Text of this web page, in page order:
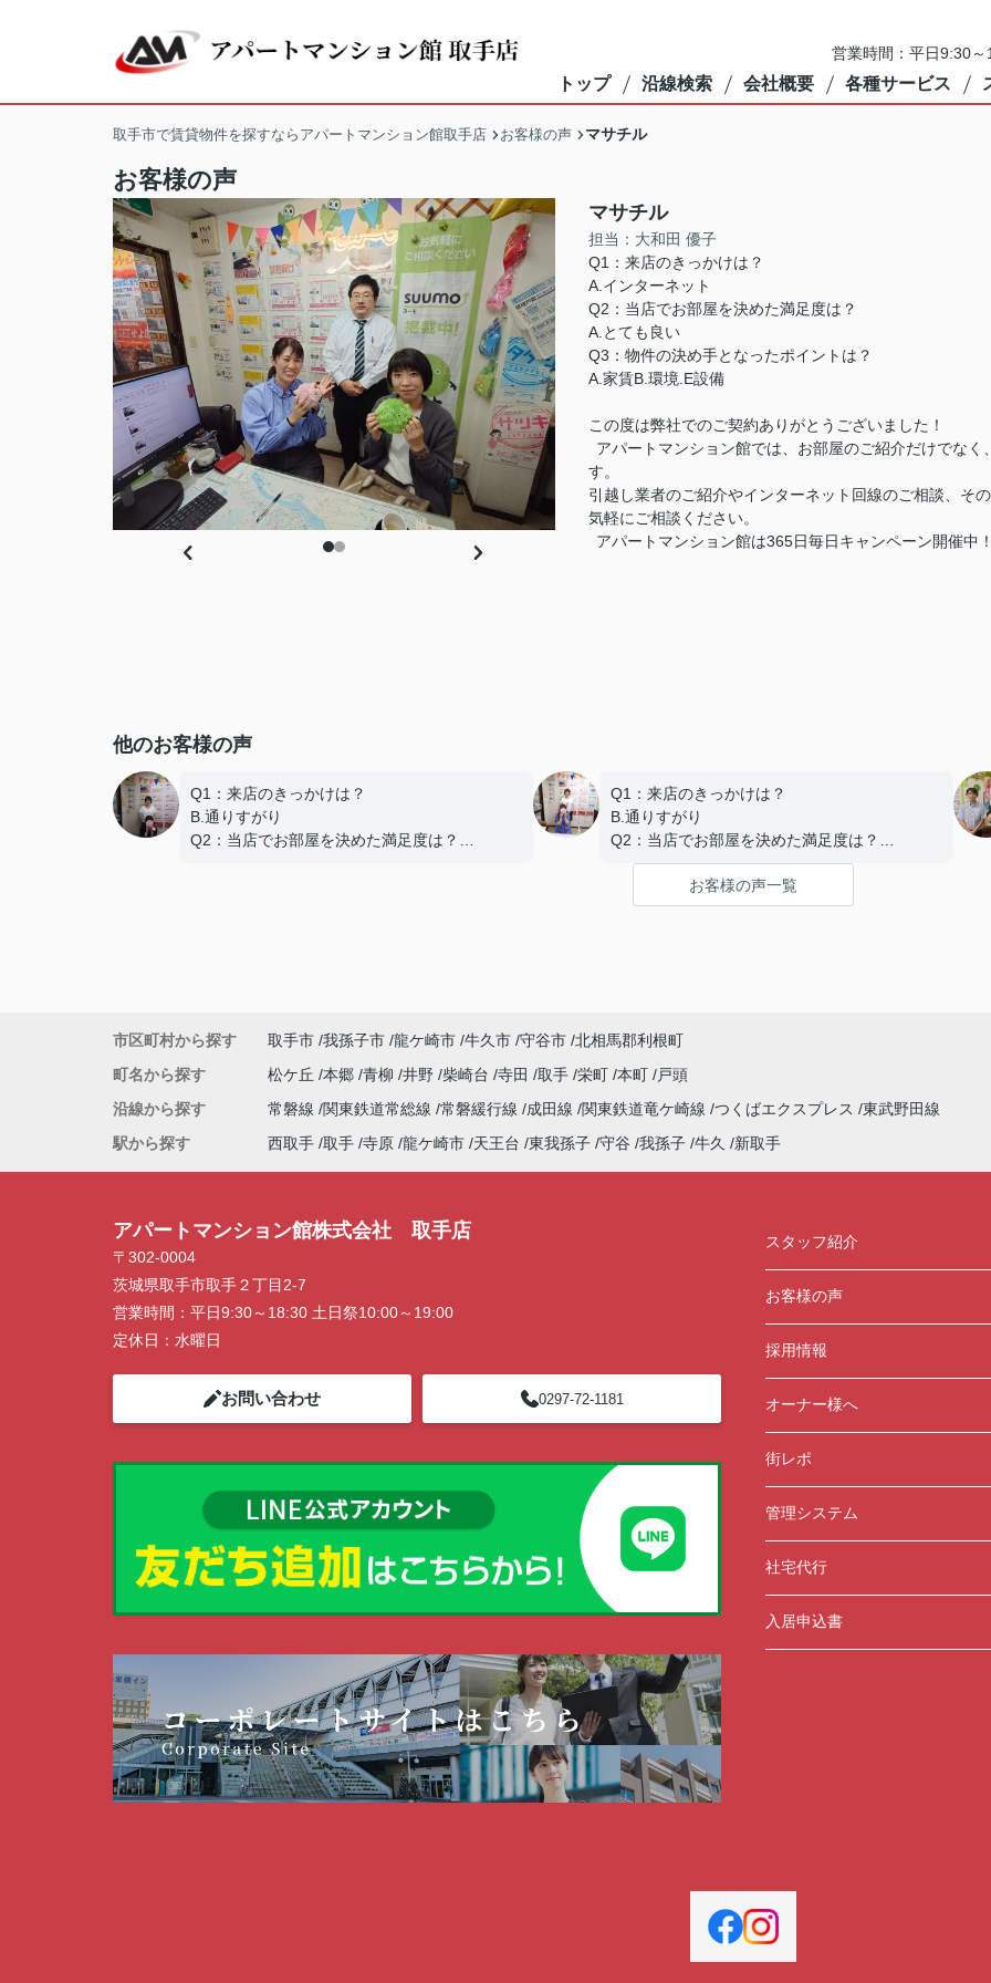
営業時間：平日9:30
トップ 沿線検索 会社概要 各種サービス
取手市で賃貸物件を探すならアパートマンション館取手店 お客様の声 マサチル
お客様の声
マサチル
担当：大和田 優子
Q1：来店のきっかけは？
A.インターネット
Q2：当店でお部屋を決めた満足度は？
A.とても良い
Q3：物件の決め手となったポイントは？
A.家賃B.環境.E設備
この度は弊社でのご契約ありがとうございました！
アパートマンション館では、お部屋のご紹介だけでな
す。
引越し業者のご紹介やインターネット回線のご相談、そ
気軽にご相談ください。
アパートマンション館は365日毎日キャンペーン開催
他のお客様の声
Q1：来店のきっかけは？
B.通りすがり
Q2：当店でお部屋を決めた満足度は？
頂いております。
引越し業者のご紹介やインターネット回線のご
したら、どうぞお気軽にご相談ください。
アパートマンション館は365日毎日キャンペー
Q1：来店のきっかけは？
B.通りすがり
Q2：当店でお部屋を決めた満足度は？
A.とても良い
Q3：物件の決め手となったポイントは？
D.築年数
た！
アパートマンション館では、お部屋のご紹介だ
頂いております。
引越し業者のご紹介やインターネット回線のご
ン開催中！ お問い合わせは 0297(72)1181ま
お客様の声一覧
市区町村から探す 取手市 我孫子市 龍ケ崎市 牛久市 守谷市 北相馬郡利根町
町名から探す
松ケ丘 本郷 青柳 井野 柴崎台 寺田 取手 栄町 本町
戸頭
沿線から探す
常磐線 関東鉄道常総線 常磐緩行線 成田線 関東鉄道竜ケ崎線 つくばエクスプレス
東武野田線
駅から探す
西取手 取手 寺原 龍ケ崎市 天王台 東我孫子 守谷 我孫子 牛久 新取手
アパートマンション館株式会社 取手店
〒302-0004
茨城県取手市取手２丁目2-7
営業時間： 平日9:30～18:30 土日祭10:00～19:00
定休日： 水曜日
お問い合わせ 0297-72-1181
スタッフ紹介
お客様の声
採用情報
オーナー様へ
街レポ
管理システム
社宅代行
入居申込書